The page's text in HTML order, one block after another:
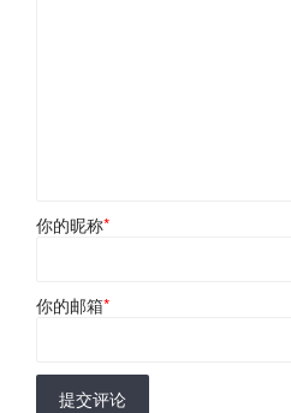
你的昵称*
你的邮箱*
提交评论